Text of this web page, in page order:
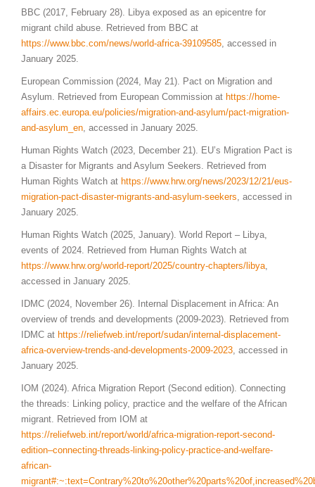
BBC (2017, February 28). Libya exposed as an epicentre for
migrant child abuse. Retrieved from BBC at
https://www.bbc.com/news/world-africa-39109585 , accessed in
January 2025.
European Commission (2024, May 21). Pact on Migration and
Asylum. Retrieved from European Commission at https://home-
affairs.ec.europa.eu/policies/migration-and-asylum/pact-migration-
and-asylum_en , accessed in January 2025.
Human Rights Watch (2023, December 21). EU’s Migration Pact is
a Disaster for Migrants and Asylum Seekers. Retrieved from
Human Rights Watch at https://www.hrw.org/news/2023/12/21/eus-
migration-pact-disaster-migrants-and-asylum-seekers , accessed in
January 2025.
Human Rights Watch (2025, January). World Report – Libya,
events of 2024. Retrieved from Human Rights Watch at
https://www.hrw.org/world-report/2025/country-chapters/libya
accessed in January 2025.
IDMC (2024, November 26). Internal Displacement in Africa: An
overview of trends and developments (2009-2023). Retrieved from
IDMC at https://reliefweb.int/report/sudan/internal-displacement-
africa-overview-trends-and-developments-2009-2023 , accessed in
January 2025.
IOM (2024). Africa Migration Report (Second edition). Connecting
the threads: Linking policy, practice and the welfare of the African
migrant. Retrieved from IOM at
https://reliefweb.int/report/world/africa-migration-report-second-
edition–connecting-threads-linking-policy-practice-and-welfare-
african-